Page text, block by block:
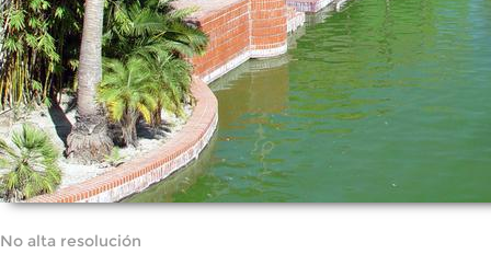
No alta resolución